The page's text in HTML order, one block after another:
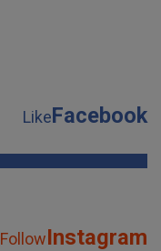
LikeFacebook
FollowInstagram